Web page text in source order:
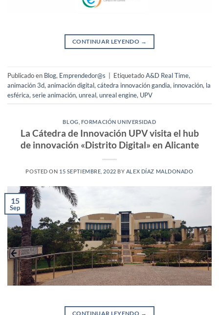
CONTINUAR LEYENDO →
Publicado en Blog, Emprendedor@s | EtiquetadoA&D Real Time,
animación 3d, animación digital, cátedra innovación gandia, innovación, la
esférica, serie animación, unreal, unreal engine, UPV
BLOG FORMACIÓN UNIVERSIDAD
La Cátedra de Innovación UPV visita el hub
de innovación «Distrito Digital» en Alicante
POSTED ON 15 SEPTIEMBRE, 2022 BY ALEX DÍAZ MALDONADO
15
Sep
CONTINUAR LEYENDO →